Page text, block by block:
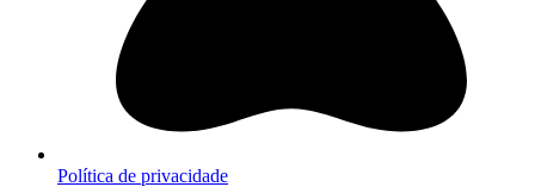
Política de privacidade